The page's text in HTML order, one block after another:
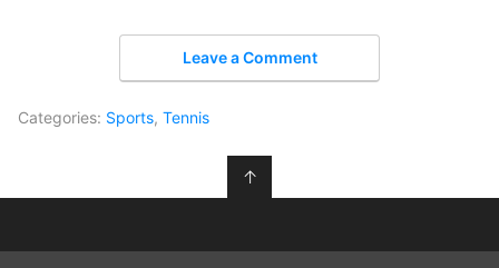
Leave a Comment
Categories: Sports, Tennis
↑